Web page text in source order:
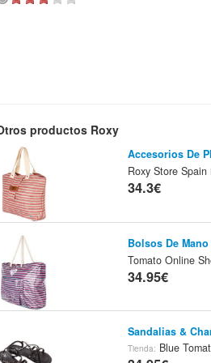
productos Roxy
Accesorios De
Roxy Store Spain
34.3€
Bolsos De
Tomato Online
34.95€
Sandalias &
Tienda: Blue